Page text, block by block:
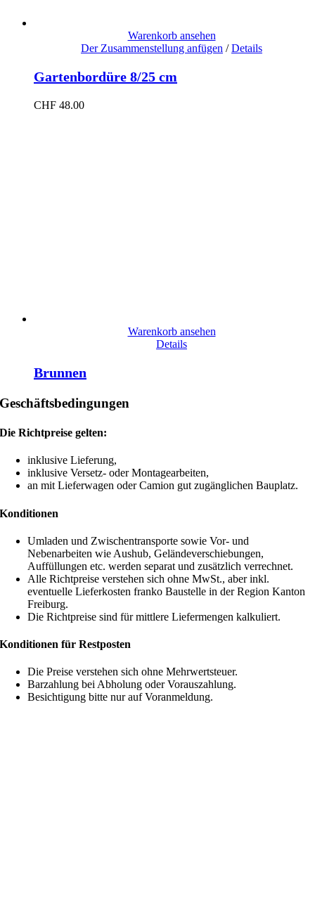
Warenkorb ansehen
Der Zusammenstellung anfügen / Details
Gartenbordüre 8/25 cm
CHF 48.00
Warenkorb ansehen
Details
Brunnen
Geschäftsbedingungen
Die Richtpreise gelten:
inklusive Lieferung,
inklusive Versetz- oder Montagearbeiten,
an mit Lieferwagen oder Camion gut zugänglichen Bauplatz.
Konditionen
Umladen und Zwischentransporte sowie Vor- und
Nebenarbeiten wie Aushub, Geländeverschiebungen,
Auffüllungen etc. werden separat und zusätzlich verrechnet.
Alle Richtpreise verstehen sich ohne MwSt., aber inkl.
eventuelle Lieferkosten franko Baustelle in der Region Kanton
Freiburg.
Die Richtpreise sind für mittlere Liefermengen kalkuliert.
Konditionen für Restposten
Die Preise verstehen sich ohne Mehrwertsteuer.
Barzahlung bei Abholung oder Vorauszahlung.
Besichtigung bitte nur auf Voranmeldung.